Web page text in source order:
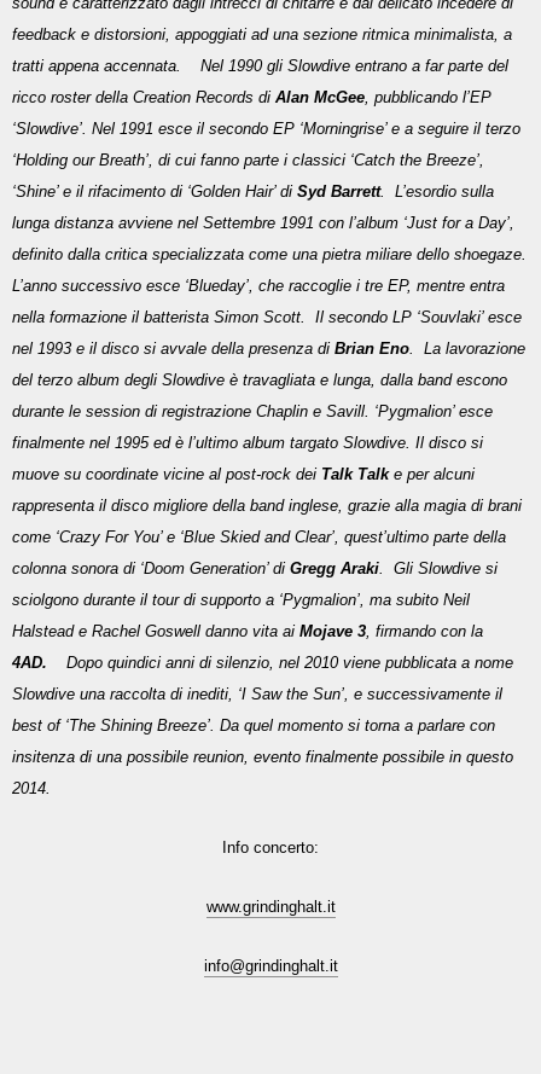
feedback e distorsioni, appoggiati ad una sezione ritmica minimalista, a
tratti appena accennata. Nel 1990 gli Slowdive entrano a far parte del
ricco roster della Creation Records di Alan McGee pubblicando l’EP
‘Slowdive’. Nel 1991 esce il secondo EP ‘Morningrise’ e a seguire il terzo
‘Holding our Breath’, di cui fanno parte i classici ‘Catch the Breeze’,
‘Shine’ e il rifacimento di ‘Golden Hair’ di Syd Barrett. L’esordio sulla
lunga distanza avviene nel Settembre 1991 con l’album ‘Just for a Day’,
definito dalla critica specializzata come una pietra miliare dello shoegaze.
L’anno successivo esce ‘Blueday’, che raccoglie i tre EP, mentre entra
nella formazione il batterista Simon Scott. Il secondo LP ‘Souvlaki’ esce
nel 1993 e il disco si avvale della presenza di Brian Eno . La lavorazione
del terzo album degli Slowdive è travagliata e lunga, dalla band escono
durante le session di registrazione Chaplin e Savill. ‘Pygmalion’ esce
finalmente nel 1995 ed è l’ultimo album targato Slowdive. Il disco si
muove su coordinate vicine al post-rock dei Talk Talk e per alcuni
rappresenta il disco migliore della band inglese, grazie alla magia di brani
come ‘Crazy For You’ e ‘Blue Skied and Clear’, quest’ultimo parte della
colonna sonora di ‘Doom Generation’ di Gregg Araki
Gli Slowdive si
sciolgono durante il tour di supporto a ‘Pygmalion’, ma subito Neil
Halstead e Rachel Goswell danno vita ai Mojave 3 , firmando con la
4AD.
Dopo quindici anni di silenzio, nel 2010 viene pubblicata a nome
Slowdive una raccolta di inediti, ‘I Saw the Sun’, e successivamente il
best of ‘The Shining Breeze’. Da quel momento si torna a parlare con
insitenza di una possibile reunion, evento finalmente possibile in questo
2014.
Info concerto:
www.grindinghalt.it
info@grindinghalt.it